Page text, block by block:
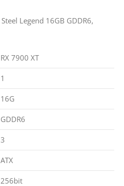
Steel Legend 16GB GDDR6,
RX 7900 XT
1
16G
GDDR6
3
ATX
256bit